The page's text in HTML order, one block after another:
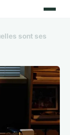
sont ses